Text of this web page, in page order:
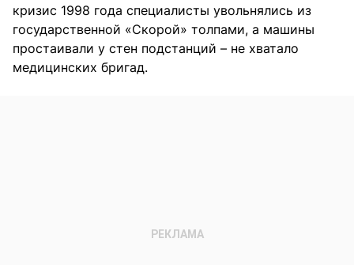
кризис 1998 года специалисты увольнялись из
государственной «Скорой» толпами, а машины
простаивали у стен подстанций – не хватало
медицинских бригад.